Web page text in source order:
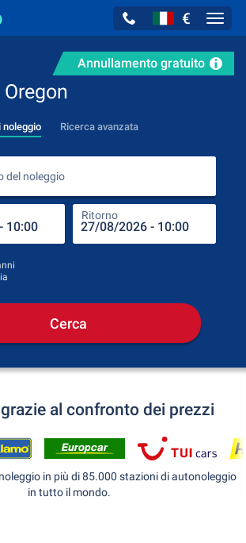
€
Annullamento gratuito
noleggio Ricerca avanzata
del noleggio
Ritorno
Cerca
al confronto dei prezzi
in più di 85.000 stazioni di autonoleggio
in tutto il mondo.